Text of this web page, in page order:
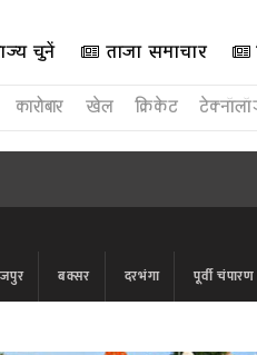
चुनें ताजा समाचार
कारोबार खेल क्रिकेट
बक्सर दरभंगा पूर्वी चंपारण